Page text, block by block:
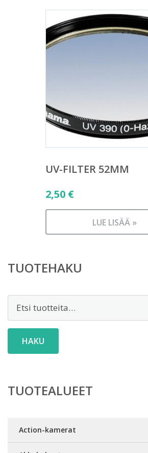
UV-FILTER 52MM
2,50 €
LUE LISÄÄ »
TUOTEHAKU
Etsi:
HAKU
TUOTEALUEET
Action-kamerat